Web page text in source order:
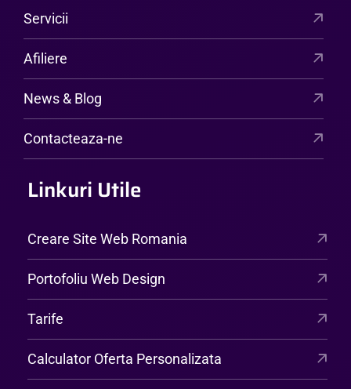
Servicii
Afiliere
News & Blog
Contacteaza-ne
Linkuri Utile
Creare Site Web Romania
Portofoliu Web Design
Tarife
Calculator Oferta Personalizata